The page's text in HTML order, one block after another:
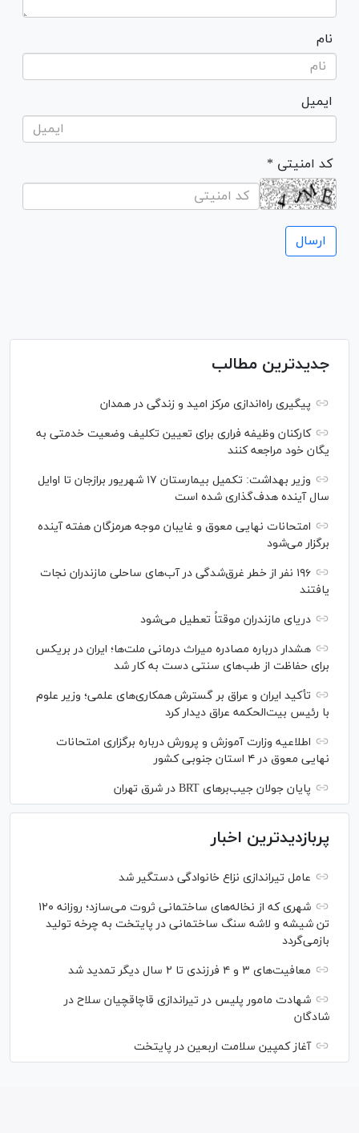
نام
ایمیل
* کد امنیتی
جدیدترین مطالب
پیگیری راه‌اندازی مرکز امید و زندگی در همدان
کارکنان وظیفه فراری برای تعیین تکلیف وضعیت خدمتی به
یگان خود مراجعه کنند
وزیر بهداشت: تکمیل بیمارستان ۱۷ شهریور برازجان تا اوایل
سال آینده هدف‌گذاری شده است
امتحانات نهایی معوق و غایبان موجه هرمزگان هفته آینده
برگزار می‌شود
۱۹۶ نفر از خطر غرق‌شدگی در آب‌های ساحلی مازندران نجات
یافتند
دریای مازندران موقتاً تعطیل می‌شود
هشدار درباره مصادره میراث درمانی ملت‌ها؛ ایران در بریکس
برای حفاظت از طب‌های سنتی دست به کار شد
تأکید ایران و عراق بر گسترش همکاری‌های علمی؛ وزیر علوم
با رئیس بیت‌الحکمه عراق دیدار کرد
اطلاعیه وزارت آموزش و پرورش درباره برگزاری امتحانات
نهایی معوق در ۴ استان جنوبی کشور
پایان جولان جیب‌بر‌های BRT در شرق تهران
پربازدیدترین اخبار
عامل تیراندازی نزاع خانوادگی دستگیر شد
شهری که از نخاله‌های ساختمانی ثروت می‌سازد؛ روزانه ۱۲۰
تن شیشه و لاشه سنگ ساختمانی در پایتخت به چرخه تولید
بازمی‌گردد
معافیت‌های ۳ و ۴ فرزندی تا ۲ سال دیگر تمدید شد
شهادت مامور پلیس در تیراندازی قاچاقچیان سلاح در
شادگان
آغاز کمپین سلامت اربعین در پایتخت